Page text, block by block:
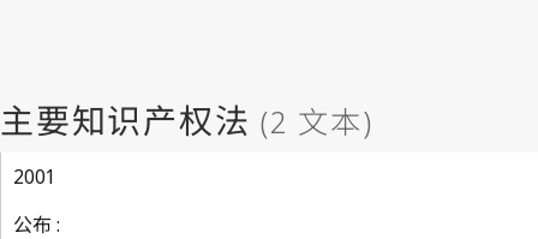
2001
公布 :